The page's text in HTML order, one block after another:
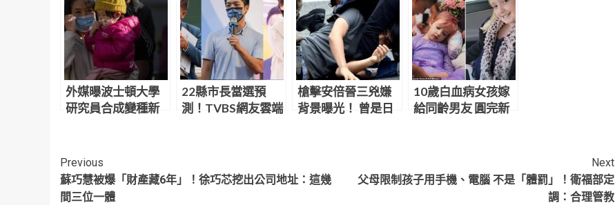
外媒曝波士頓大學
研究員合成變種新
了
22縣市長當選預
測！TVBS網友雲端
槍擊安倍晉三兇嫌
背景曝光！ 曾是日
10歲白血病女孩嫁
給同齡男友 圓完新
Continue
Reading
Previous
蘇巧慧被爆「財產藏6年」！徐巧芯挖出公司地址：這幾
間三位一體
Next
父母限制孩子用手機、電腦 不是「體罰」！衛福部定
調：合理管教